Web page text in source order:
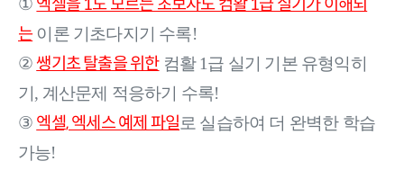
①
는이론 기초다지기 수록!
②쌩기초 탈출을 위한컴활 1급 실기 기본 유형익히
기, 계산문제 적응하기 수록!
③ 엑셀, 엑세스 예제 파일로 실습하여 더 완벽한 학습
가능!